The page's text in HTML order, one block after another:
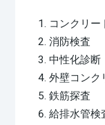
コンクリー
消防検査
中性化診断
外壁コンク
鉄筋探査
給排水管検